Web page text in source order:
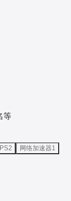
等
2 网络加速器1